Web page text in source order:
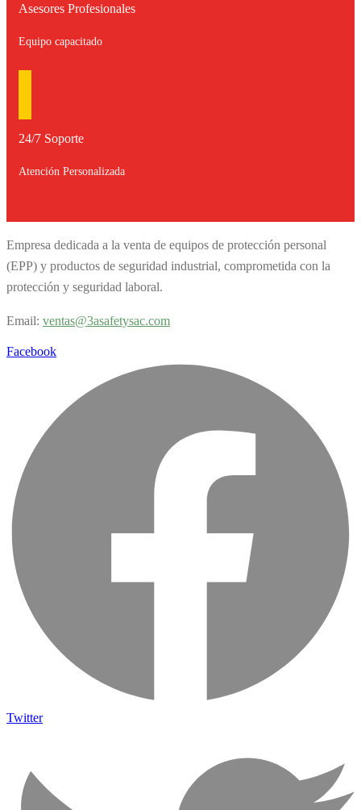
Asesores Profesionales
Equipo capacitado
24/7 Soporte
Atención Personalizada
Empresa dedicada a la venta de equipos de protección personal
(EPP) y productos de seguridad industrial, comprometida con la
protección y seguridad laboral.
Email: ventas@3asafetysac.com
Facebook
Twitter